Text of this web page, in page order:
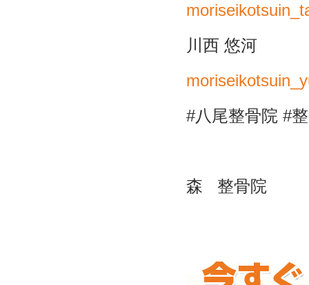
川西 悠河
#八尾整骨院 #
森 整骨院